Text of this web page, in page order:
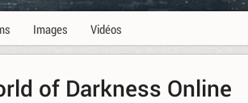
Images Vidéos
of Darkness Online